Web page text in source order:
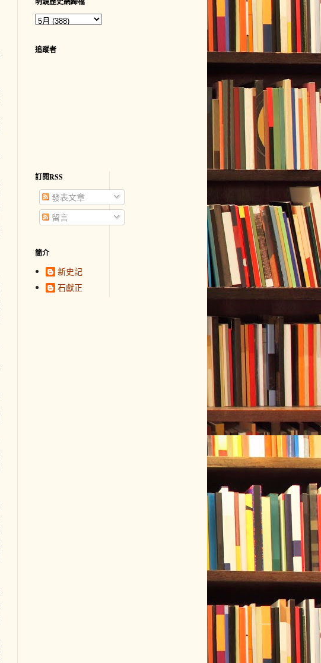
追蹤者
訂閱RSS
發表文章
留言
簡介
新史記
石獻正